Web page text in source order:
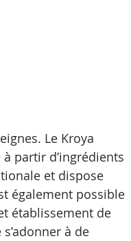
Le Kroya
partir d’ingrédients
et dispose
également possible
établissement de
à de